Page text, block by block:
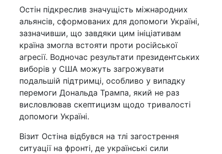
Остін підкреслив значущість міжнародних
альянсів, сформованих для допомоги Україні,
зазначивши, що завдяки цим ініціативам
країна змогла встояти проти російської
агресії. Водночас результати президентських
виборів у США можуть загрожувати
подальшій підтримці, особливо у випадку
перемоги Дональда Трампа, який не раз
висловлював скептицизм щодо тривалості
допомоги Україні.
Візит Остіна відбувся на тлі загострення
ситуації на фронті, де українські сили